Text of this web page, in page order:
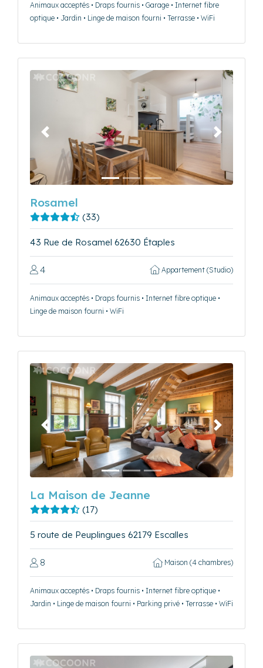
Animaux acceptés • Draps fournis • Garage • Internet fibre
optique • Jardin • Linge de maison fourni • Terrasse • WiFi
Précédent Suivant
Rosamel
(33)
43 Rue de Rosamel 62630 Étaples
4 Appartement (Studio)
Animaux acceptés • Draps fournis • Internet fibre optique •
Linge de maison fourni • WiFi
Précédent Suivant
La Maison de Jeanne
(17)
5 route de Peuplingues 62179 Escalles
8 Maison (4 chambres)
Animaux acceptés • Draps fournis • Internet fibre optique •
Jardin • Linge de maison fourni • Parking privé • Terrasse • WiFi